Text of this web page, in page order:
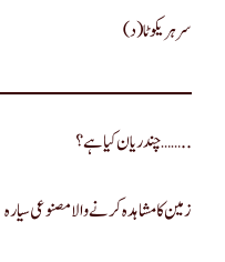
(د) سرہریکوٹا
چندریان کیا ہے؟…… ..
(a) زمین کا مشاہدہ کرنے والا مصنوعی سیارہ